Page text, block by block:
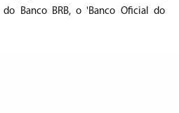
Banco BRB, o 'Banco Oficial do